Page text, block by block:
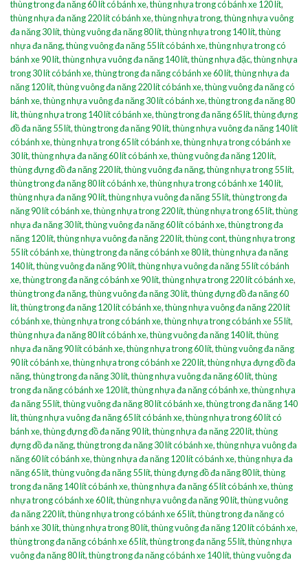
thùng trong đa năng 60 lít có bánh xe,thùng nhựa trong có bánh xe 120 lít,
thùng nhựa đa năng 220 lít có bánh xe,thùng nhựa trong,thùng nhựa vuông
đa năng 30 lít,thùng vuông đa năng 80 lít,thùng nhựa trong 140 lít,thùng
nhựa đa năng,thùng vuông đa năng 55 lít có bánh xe,thùng nhựa trong có
bánh xe 90 lít,thùng nhựa vuông đa năng 140 lít,thùng nhựa đặc,thùng nhựa
trong 30 lít có bánh xe,thùng trong đa năng có bánh xe 60 lít,thùng nhựa đa
năng 120 lít,thùng vuông đa năng 220 lít có bánh xe,thùng vuông đa năng có
bánh xe,thùng nhựa vuông đa năng 30 lít có bánh xe,thùng trong đa năng 80
lít,thùng nhựa trong 140 lít có bánh xe,thùng trong đa năng 65 lít,thùng đựng
đồ đa năng 55 lít,thùng trong đa năng 90 lít,thùng nhựa vuông đa năng 140 lít
có bánh xe,thùng nhựa trong 65 lít có bánh xe,thùng nhựa trong có bánh xe
30 lít,thùng nhựa đa năng 60 lít có bánh xe,thùng vuông đa năng 120 lít,
thùng đựng đồ đa năng 220 lít,thùng vuông đa năng,thùng nhựa trong 55 lít,
thùng trong đa năng 80 lít có bánh xe,thùng nhựa trong có bánh xe 140 lít,
thùng nhựa đa năng 90 lít,thùng nhựa vuông đa năng 55 lít,thùng trong đa
năng 90 lít có bánh xe,thùng nhựa trong 220 lít,thùng nhựa trong 65 lít,thùng
nhựa đa năng 30 lít,thùng vuông đa năng 60 lít có bánh xe,thùng trong đa
năng 120 lít,thùng nhựa vuông đa năng 220 lít,thùng cont,thùng nhựa trong
55 lít có bánh xe,thùng trong đa năng có bánh xe 80 lít,thùng nhựa đa năng
140 lít,thùng vuông đa năng 90 lít,thùng nhựa vuông đa năng 55 lít có bánh
xe,thùng trong đa năng có bánh xe 90 lít,thùng nhựa trong 220 lít có bánh xe,
thùng trong đa năng,thùng vuông đa năng 30 lít,thùng đựng đồ đa năng 60
lít,thùng trong đa năng 120 lít có bánh xe,thùng nhựa vuông đa năng 220 lít
có bánh xe,thùng nhựa trong có bánh xe,thùng nhựa trong có bánh xe 55 lít,
thùng nhựa đa năng 80 lít có bánh xe,thùng vuông đa năng 140 lít,thùng
nhựa đa năng 90 lít có bánh xe,thùng nhựa trong 60 lít,thùng vuông đa năng
90 lít có bánh xe,thùng nhựa trong có bánh xe 220 lít,thùng nhựa đựng đồ đa
năng,thùng trong đa năng 30 lít,thùng nhựa vuông đa năng 60 lít,thùng
trong đa năng có bánh xe 120 lít,thùng nhựa đa năng có bánh xe,thùng nhựa
đa năng 55 lít,thùng vuông đa năng 80 lít có bánh xe,thùng trong đa năng 140
lít,thùng nhựa vuông đa năng 65 lít có bánh xe,thùng nhựa trong 60 lít có
bánh xe,thùng đựng đồ đa năng 90 lít,thùng nhựa đa năng 220 lít,thùng
đựng đồ đa năng,thùng trong đa năng 30 lít có bánh xe,thùng nhựa vuông đa
năng 60 lít có bánh xe,thùng nhựa đa năng 120 lít có bánh xe,thùng nhựa đa
năng 65 lít,thùng vuông đa năng 55 lít,thùng đựng đồ đa năng 80 lít,thùng
trong đa năng 140 lít có bánh xe,thùng nhựa đa năng 65 lít có bánh xe,thùng
nhựa trong có bánh xe 60 lít,thùng nhựa vuông đa năng 90 lít,thùng vuông
đa năng 220 lít,thùng nhựa trong có bánh xe 65 lít,thùng trong đa năng có
bánh xe 30 lít,thùng nhựa trong 80 lít,thùng vuông đa năng 120 lít có bánh xe,
thùng trong đa năng có bánh xe 65 lít,thùng trong đa năng 55 lít,thùng nhựa
vuông đa năng 80 lít,thùng trong đa năng có bánh xe 140 lít,thùng vuông đa